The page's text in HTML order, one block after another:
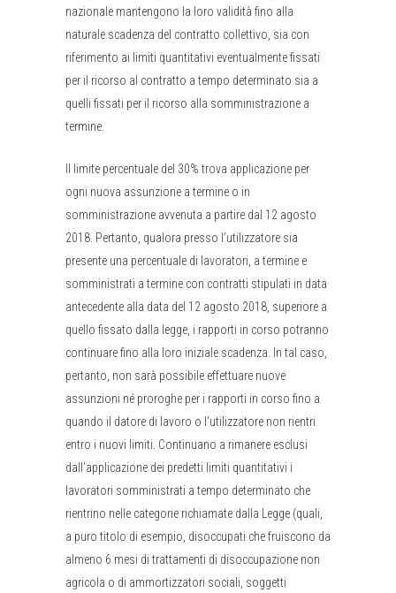
nazionale mantengono la loro validità fino alla
naturale scadenza del contratto collettivo, sia con
riferimento ai limiti quantitativi eventualmente fissati
per il ricorso al contratto a tempo determinato sia a
quelli fissati per il ricorso alla somministrazione a
termine.
Il limite percentuale del 30% trova applicazione per
ogni nuova assunzione a termine o in
somministrazione avvenuta a partire dal 12 agosto
2018. Pertanto, qualora presso l’utilizzatore sia
presente una percentuale di lavoratori, a termine e
somministrati a termine con contratti stipulati in data
antecedente alla data del 12 agosto 2018, superiore a
quello fissato dalla legge, i rapporti in corso potranno
continuare fino alla loro iniziale scadenza. In tal caso,
pertanto, non sarà possibile effettuare nuove
assunzioni né proroghe per i rapporti in corso fino a
quando il datore di lavoro o l’utilizzatore non rientri
entro i nuovi limiti. Continuano a rimanere esclusi
dall’applicazione dei predetti limiti quantitativi i
lavoratori somministrati a tempo determinato che
rientrino nelle categorie richiamate dalla Legge (quali,
a puro titolo di esempio, disoccupati che fruiscono da
almeno 6 mesi di trattamenti di disoccupazione non
agricola o di ammortizzatori sociali, soggetti